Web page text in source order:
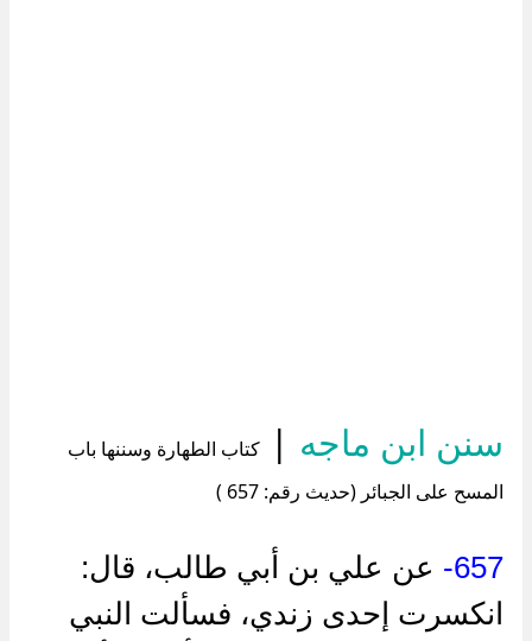
سنن ابن ماجه |
كتاب الطهارة وسننها باب
المسح على الجبائر (حديث رقم: 657 )
657-
عن علي بن أبي طالب، قال:
انكسرت إحدى زندي، فسألت النبي